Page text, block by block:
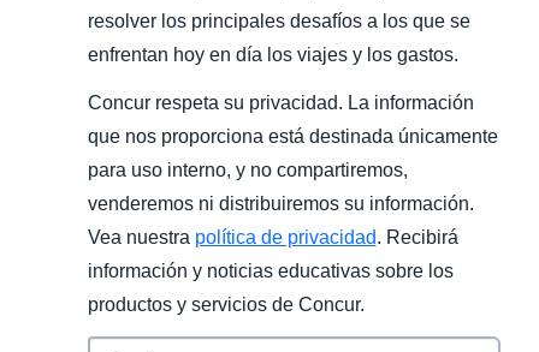
resolver los principales desafíos a los que se
enfrentan hoy en día los viajes y los gastos.
Concur respeta su privacidad. La información
que nos proporciona está destinada únicamente
para uso interno, y no compartiremos,
venderemos ni distribuiremos su información.
Vea nuestra política de privacidad. Recibirá
información y noticias educativas sobre los
productos y servicios de Concur.